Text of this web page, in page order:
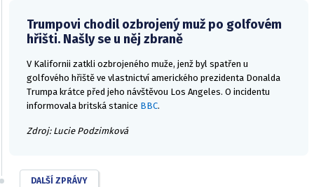
Trumpovi chodil ozbrojený muž po golfovém
hřišti. Našly se u něj zbraně
V Kalifornii zatkli ozbrojeného muže, jenž byl spatřen u
golfového hřiště ve vlastnictví amerického prezidenta Donalda
Trumpa krátce před jeho návštěvou Los Angeles. O incidentu
informovala britská stanice BBC.
Zdroj: Lucie Podzimková
DALŠÍ ZPRÁVY